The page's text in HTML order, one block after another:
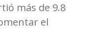
más de 9.8
el